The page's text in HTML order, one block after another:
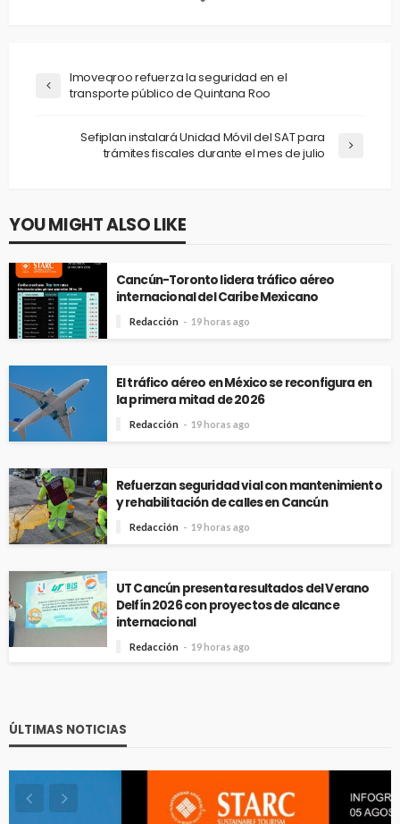
Imoveqroo refuerza la seguridad en el
transporte público de Quintana Roo
Sefiplan instalará Unidad Móvil del SAT para
trámites fiscales durante el mes de julio
YOU MIGHT ALSO LIKE
Cancún-Toronto lidera tráfico aéreo
internacional del Caribe Mexicano
Redacción 19 horas ago
El tráfico aéreo en México se reconfigura en
la primera mitad de 2026
Redacción 19 horas ago
Refuerzan seguridad vial con mantenimiento
y rehabilitación de calles en Cancún
Redacción 19 horas ago
UT Cancún presenta resultados del Verano
Delfín 2026 con proyectos de alcance
internacional
Redacción 19 horas ago
ÚLTIMAS NOTICIAS